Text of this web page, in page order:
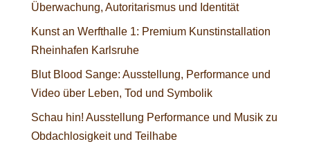
Überwachung, Autoritarismus und Identität
Kunst an Werfthalle 1: Premium Kunstinstallation
Rheinhafen Karlsruhe
Blut Blood Sange: Ausstellung, Performance und
Video über Leben, Tod und Symbolik
Schau hin! Ausstellung Performance und Musik zu
Obdachlosigkeit und Teilhabe